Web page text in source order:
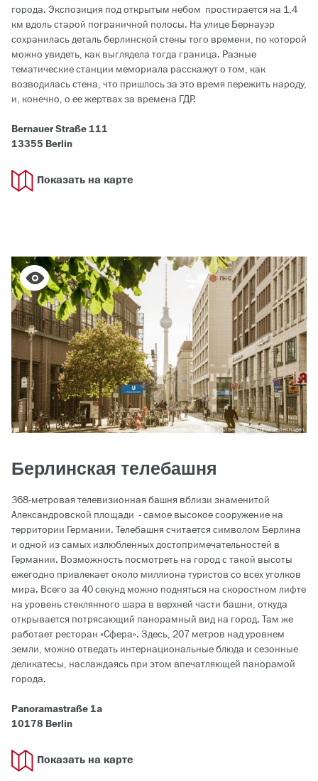
города. Экспозиция под открытым небом простирается на 1,4
км вдоль старой пограничной полосы. На улице Бернауэр
сохранилась деталь берлинской стены того времени, по которой
можно увидеть, как выглядела тогда граница. Разные
тематические станции мемориала расскажут о том, как
возводилась стена, что пришлось за это время пережить народу,
и, конечно, о ее жертвах за времена ГДР.
Bernauer Straße 111
13355 Berlin
Показать на карте
visitBerlin, фото: mowuestenhagen
Берлинская телебашня
368-метровая телевизионная башня вблизи знаменитой
Александровской площади - самое высокое сооружение на
территории Германии. Телебашня считается символом Берлина
и одной из самых излюбленных достопримечательностей в
Германии. Возможность посмотреть на город с такой высоты
ежегодно привлекает около миллиона туристов со всех уголков
мира. Всего за 40 секунд можно подняться на скоростном лифте
на уровень стеклянного шара в верхней части башни, откуда
открывается потрясающий панорамный вид на город. Там же
работает ресторан «Сфера». Здесь, 207 метров над уровнем
земли, можно отведать интернациональные блюда и сезонные
деликатесы, наслаждаясь при этом впечатляющей панорамой
города.
Panoramastraße 1a
10178 Berlin
Показать на карте